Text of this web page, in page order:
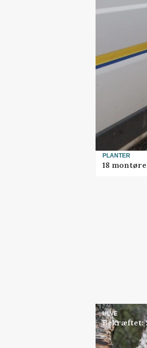
PLANTER
18
ULVE
Bekræftet: